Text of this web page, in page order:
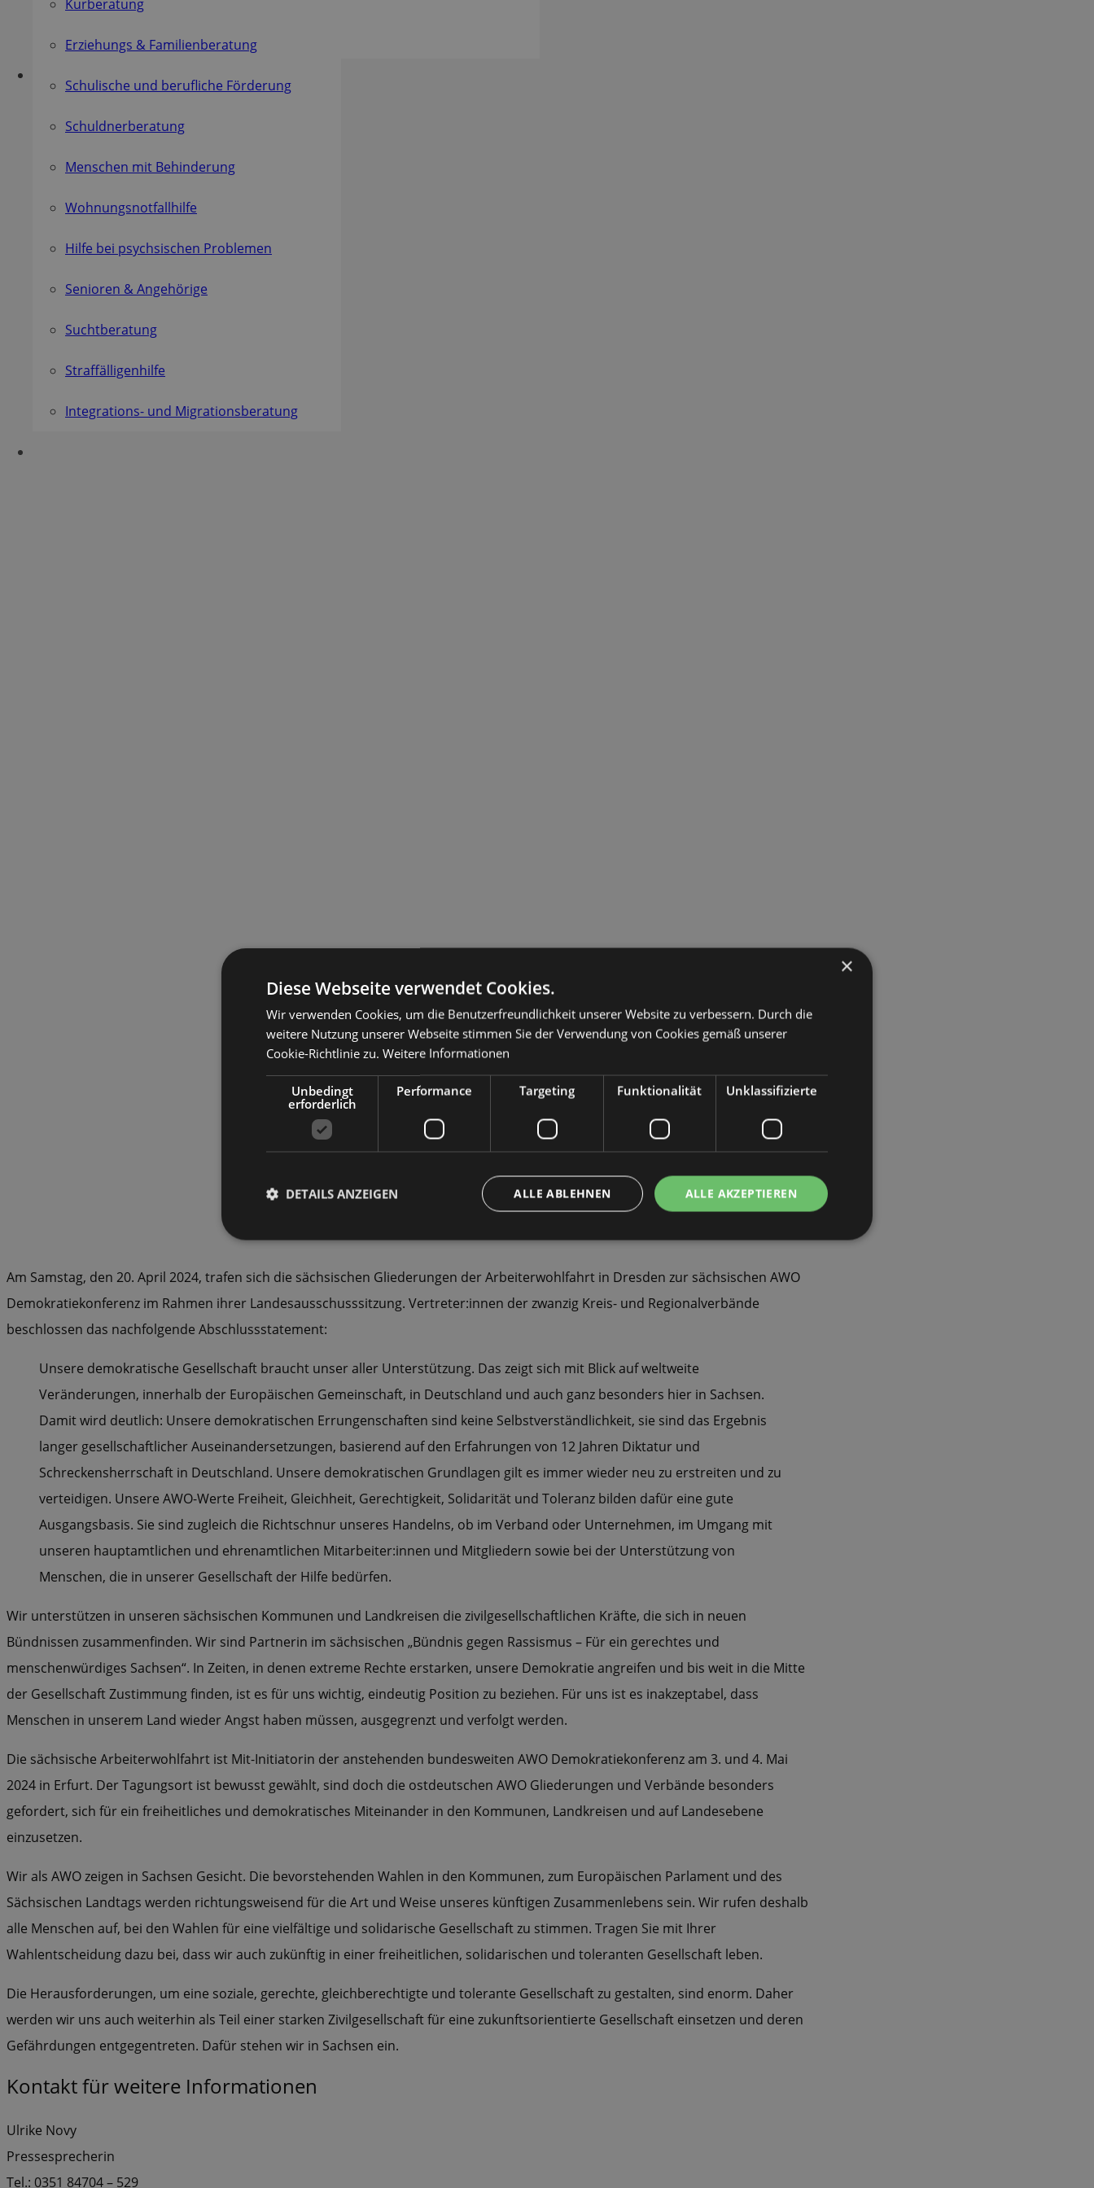
Begegnungs-Stätten für Senioren
Jugend-Werk
Kurberatung
Erziehungs & Familienberatung
Schulische und berufliche Förderung
Schuldnerberatung
Menschen mit Behinderung
Wohnungsnotfallhilfe
Hilfe bei psychsischen Problemen
Senioren & Angehörige
Suchtberatung
Straffälligenhilfe
Integrations- und Migrationsberatung
Am Samstag, den 20. April 2024, trafen sich die sächsischen Gliederungen der Arbeiterwohlfahrt in Dresden zur sächsischen AWO
Demokratiekonferenz im Rahmen ihrer Landesausschusssitzung. Vertreter:innen der zwanzig Kreis- und Regionalverbände
beschlossen das nachfolgende Abschlussstatement:
Unsere demokratische Gesellschaft braucht unser aller Unterstützung. Das zeigt sich mit Blick auf weltweite
Veränderungen, innerhalb der Europäischen Gemeinschaft, in Deutschland und auch ganz besonders hier in Sachsen.
Damit wird deutlich: Unsere demokratischen Errungenschaften sind keine Selbstverständlichkeit, sie sind das Ergebnis
langer gesellschaftlicher Auseinandersetzungen, basierend auf den Erfahrungen von 12 Jahren Diktatur und
Schreckensherrschaft in Deutschland. Unsere demokratischen Grundlagen gilt es immer wieder neu zu erstreiten und zu
verteidigen. Unsere AWO-Werte Freiheit, Gleichheit, Gerechtigkeit, Solidarität und Toleranz bilden dafür eine gute
Ausgangsbasis. Sie sind zugleich die Richtschnur unseres Handelns, ob im Verband oder Unternehmen, im Umgang mit
unseren hauptamtlichen und ehrenamtlichen Mitarbeiter:innen und Mitgliedern sowie bei der Unterstützung von
Menschen, die in unserer Gesellschaft der Hilfe bedürfen.
Wir unterstützen in unseren sächsischen Kommunen und Landkreisen die zivilgesellschaftlichen Kräfte, die sich in neuen
Bündnissen zusammenfinden. Wir sind Partnerin im sächsischen „Bündnis gegen Rassismus – Für ein gerechtes und
menschenwürdiges Sachsen“. In Zeiten, in denen extreme Rechte erstarken, unsere Demokratie angreifen und bis weit in die Mitte
der Gesellschaft Zustimmung finden, ist es für uns wichtig, eindeutig Position zu beziehen. Für uns ist es inakzeptabel, dass
Menschen in unserem Land wieder Angst haben müssen, ausgegrenzt und verfolgt werden.
Die sächsische Arbeiterwohlfahrt ist Mit-Initiatorin der anstehenden bundesweiten AWO Demokratiekonferenz am 3. und 4. Mai
2024 in Erfurt. Der Tagungsort ist bewusst gewählt, sind doch die ostdeutschen AWO Gliederungen und Verbände besonders
gefordert, sich für ein freiheitliches und demokratisches Miteinander in den Kommunen, Landkreisen und auf Landesebene
einzusetzen.
Wir als AWO zeigen in Sachsen Gesicht. Die bevorstehenden Wahlen in den Kommunen, zum Europäischen Parlament und des
Sächsischen Landtags werden richtungsweisend für die Art und Weise unseres künftigen Zusammenlebens sein. Wir rufen deshalb
alle Menschen auf, bei den Wahlen für eine vielfältige und solidarische Gesellschaft zu stimmen. Tragen Sie mit Ihrer
Wahlentscheidung dazu bei, dass wir auch zukünftig in einer freiheitlichen, solidarischen und toleranten Gesellschaft leben.
Die Herausforderungen, um eine soziale, gerechte, gleichberechtigte und tolerante Gesellschaft zu gestalten, sind enorm. Daher
werden wir uns auch weiterhin als Teil einer starken Zivilgesellschaft für eine zukunftsorientierte Gesellschaft einsetzen und deren
Gefährdungen entgegentreten. Dafür stehen wir in Sachsen ein.
Kontakt für weitere Informationen
Ulrike Novy
Pressesprecherin
Tel.: 0351 84704 – 529
×
Diese Webseite verwendet Cookies.
Wir verwenden Cookies, um die Benutzerfreundlichkeit unserer Website zu verbessern. Durch die
weitere Nutzung unserer Webseite stimmen Sie der Verwendung von Cookies gemäß unserer
Cookie-Richtlinie zu. Weitere Informationen
Unbedingt
erforderlich
Performance Targeting Funktionalität Unklassifizierte
ALLE AKZEPTIEREN
ALLE ABLEHNEN
DETAILS ANZEIGEN